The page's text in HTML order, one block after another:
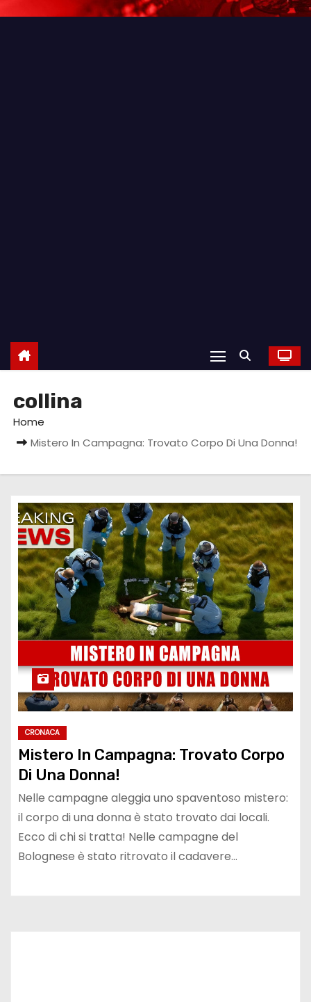
collina
Home
Mistero In Campagna: Trovato Corpo Di Una Donna!
CRONACA
Mistero In Campagna: Trovato Corpo
Di Una Donna!
Nelle campagne aleggia uno spaventoso mistero:
il corpo di una donna è stato trovato dai locali.
Ecco di chi si tratta! Nelle campagne del
Bolognese è stato ritrovato il cadavere…